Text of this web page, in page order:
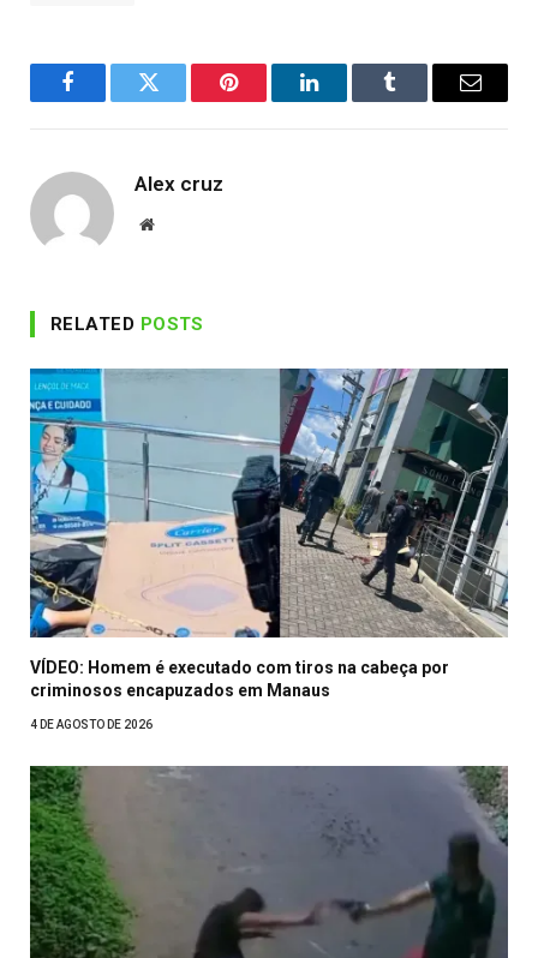
FacebookTwitter Pinterest LinkedInTumblr Email
Alex cruz
Website
RELATED POSTS
VÍDEO: Homem é executado com tiros na cabeça por
criminosos encapuzados em Manaus
4 DE AGOSTO DE 2026